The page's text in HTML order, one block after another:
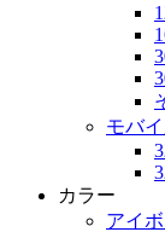
モバ
カラー
アイ